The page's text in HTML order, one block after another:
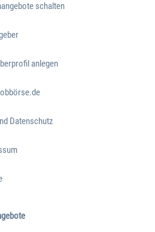
schalten
anlegen
Datenschutz